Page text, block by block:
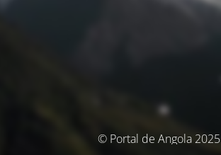
© Portal de Angola 2025